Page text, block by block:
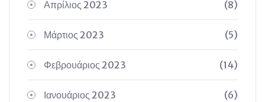
Απρίλιος 2023 (8)
Μάρτιος 2023 (5)
Φεβρουάριος 2023 (14)
Ιανουάριος 2023 (6)